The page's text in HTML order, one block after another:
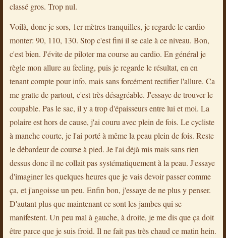
classé gros. Trop nul.
Voilà, donc je sors, 1er mètres tranquilles, je regarde le cardio
monter: 90, 110, 130. Stop c'est fini il se cale à ce niveau. Bon,
c'est bien. J'évite de piloter ma course au cardio. En général je
règle mon allure au feeling, puis je regarde le résultat, en en
tenant compte pour info, mais sans forcément rectifier l'allure. Ca
me gratte de partout, c'est très désagréable. J'essaye de trouver le
coupable. Pas le sac, il y a trop d'épaisseurs entre lui et moi. La
polaire est hors de cause, j'ai couru avec plein de fois. Le cycliste
à manche courte, je l'ai porté à même la peau plein de fois. Reste
le débardeur de course à pied. Je l'ai déjà mis mais sans rien
dessus donc il ne collait pas systématiquement à la peau. J'essaye
d'imaginer les quelques heures que je vais devoir passer comme
ça, et j'angoisse un peu. Enfin bon, j'essaye de ne plus y penser.
D'autant plus que maintenant ce sont les jambes qui se
manifestent. Un peu mal à gauche, à droite, je me dis que ça doit
être parce que je suis froid. Il ne fait pas très chaud ce matin hein.